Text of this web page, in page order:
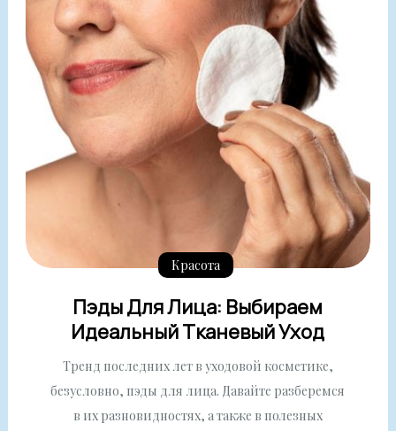
Красота
Пэды Для Лица: Выбираем
Идеальный Тканевый Уход
Тренд последних лет в уходовой косметике,
безусловно, пэды для лица. Давайте разберемся
в их разновидностях, а также в полезных